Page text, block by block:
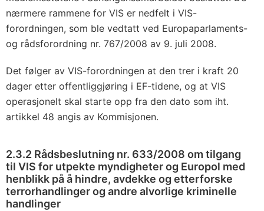
nærmere rammene for VIS er nedfelt i VIS-
forordningen, som ble vedtatt ved Europaparlaments-
og rådsforordning nr. 767/2008 av 9. juli 2008.
Det følger av VIS-forordningen at den trer i kraft 20
dager etter offentliggjøring i EF-tidene, og at VIS
operasjonelt skal starte opp fra den dato som iht.
artikkel 48 angis av Kommisjonen.
2.3.2 Rådsbeslutning nr. 633/2008 om tilgang
til VIS for utpekte myndigheter og Europol med
henblikk på å hindre, avdekke og etterforske
terrorhandlinger og andre alvorlige kriminelle
handlinger